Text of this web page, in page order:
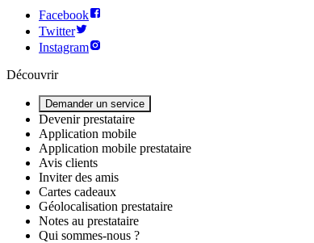
Facebook
Twitter
Instagram
Découvrir
Demander un service
Devenir prestataire
Application mobile
Application mobile prestataire
Avis clients
Inviter des amis
Cartes cadeaux
Géolocalisation prestataire
Notes au prestataire
Qui sommes-nous ?